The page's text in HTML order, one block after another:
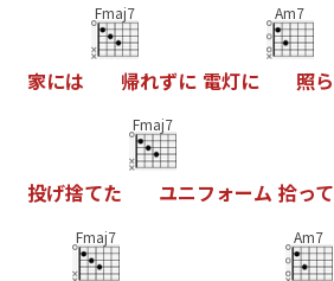
家には
Fmaj7
帰れずに 電灯に
Am7
照ら
投げ捨てた
Fmaj7
ユニフォーム 拾って
Fmaj7 Am7